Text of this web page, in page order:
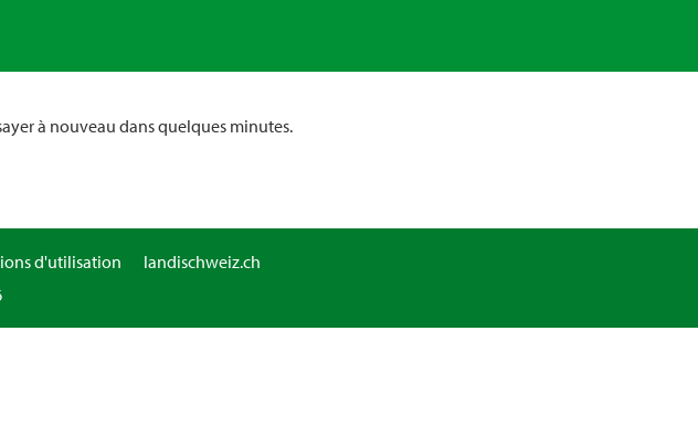
à nouveau dans quelques minutes.
d'utilisation
landischweiz.ch